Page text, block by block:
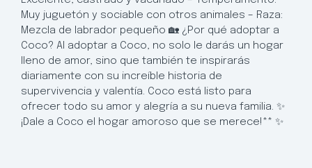
Muy juguetón y sociable con otros animales – Raza:
Mezcla de labrador pequeño 🏡 ¿Por qué adoptar a
Coco? Al adoptar a Coco, no solo le darás un hogar
lleno de amor, sino que también te inspirarás
diariamente con su increíble historia de
supervivencia y valentía. Coco está listo para
ofrecer todo su amor y alegría a su nueva familia. ✨
¡Dale a Coco el hogar amoroso que se merece!** ✨